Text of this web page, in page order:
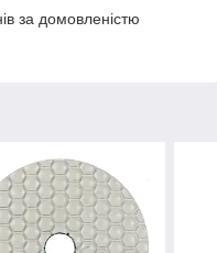
за домовленістю